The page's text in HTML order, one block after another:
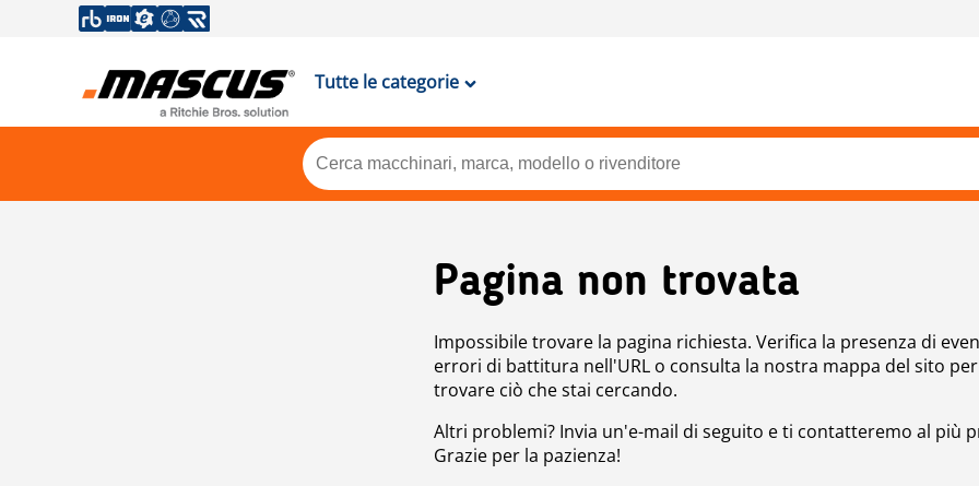
Tutte le categorie
Pagina non trovata
Impossibile trovare la pagina richiesta. Verifica la presenza di
errori di battitura nell'URL o consulta la nostra mappa del sito per
trovare ciò che stai cercando.
Altri problemi? Invia un'e-mail di seguito e ti contatteremo al più
Grazie per la pazienza!